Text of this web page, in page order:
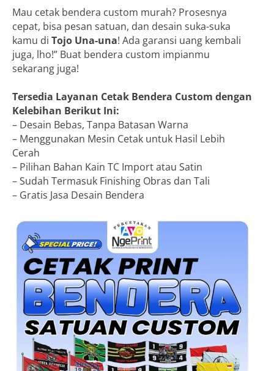
Mau cetak bendera custom murah? Prosesnya
cepat, bisa pesan satuan, dan desain suka-suka
kamu di Tojo Una-una! Ada garansi uang kembali
juga, lho!” Buat bendera custom impianmu
sekarang juga!
Tersedia Layanan Cetak Bendera Custom dengan
Kelebihan Berikut Ini:
– Desain Bebas, Tanpa Batasan Warna
– Menggunakan Mesin Cetak untuk Hasil Lebih
Cerah
– Pilihan Bahan Kain TC Import atau Satin
– Sudah Termasuk Finishing Obras dan Tali
– Gratis Jasa Desain Bendera